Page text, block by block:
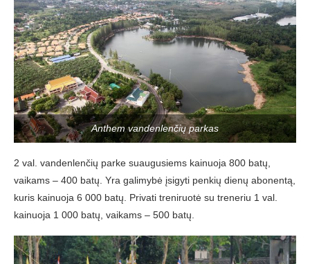
Anthem vandenlenčių parkas
2 val. vandenlenčių parke suaugusiems kainuoja 800 batų,
vaikams – 400 batų. Yra galimybė įsigyti penkių dienų abonentą,
kuris kainuoja 6 000 batų. Privati treniruotė su treneriu 1 val.
kainuoja 1 000 batų, vaikams – 500 batų.